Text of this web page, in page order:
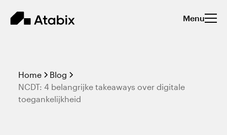
Menu
Home
Blog
NCDT: 4 belangrijke takeaways over digitale
toegankelijkheid